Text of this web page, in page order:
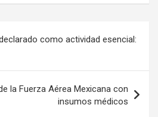
como actividad esencial:
la Fuerza Aérea Mexicana con
insumos médicos